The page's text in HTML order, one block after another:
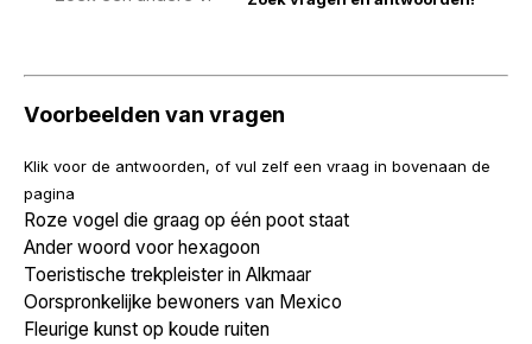
Voorbeelden van vragen
Klik voor de antwoorden, of vul zelf een vraag in bovenaan de
pagina
Roze vogel die graag op één poot staat
Ander woord voor hexagoon
Toeristische trekpleister in Alkmaar
Oorspronkelijke bewoners van Mexico
Fleurige kunst op koude ruiten